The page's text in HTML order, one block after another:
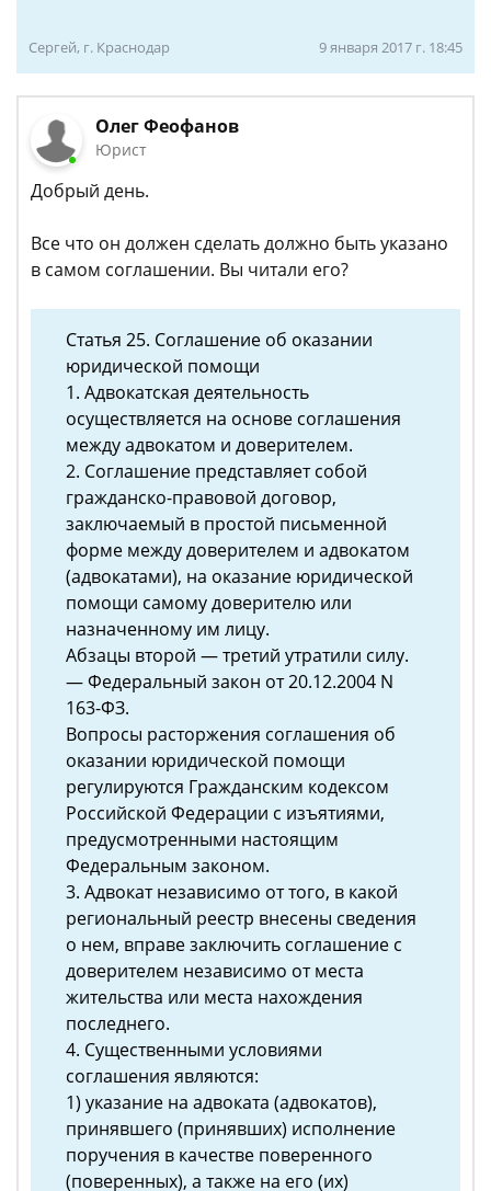
Сергей, г. Краснодар 9 января 2017 г. 18:45
Олег Феофанов
Юрист
Добрый день.
Все что он должен сделать должно быть указано
в самом соглашении. Вы читали его?
Статья 25. Соглашение об оказании
юридической помощи
1. Адвокатская деятельность
осуществляется на основе соглашения
между адвокатом и доверителем.
2. Соглашение представляет собой
гражданско-правовой договор,
заключаемый в простой письменной
форме между доверителем и адвокатом
(адвокатами), на оказание юридической
помощи самому доверителю или
назначенному им лицу.
Абзацы второй — третий утратили силу.
— Федеральный закон от 20.12.2004 N
163-ФЗ.
Вопросы расторжения соглашения об
оказании юридической помощи
регулируются Гражданским кодексом
Российской Федерации с изъятиями,
предусмотренными настоящим
Федеральным законом.
3. Адвокат независимо от того, в какой
региональный реестр внесены сведения
о нем, вправе заключить соглашение с
доверителем независимо от места
жительства или места нахождения
последнего.
4. Существенными условиями
соглашения являются:
1) указание на адвоката (адвокатов),
принявшего (принявших) исполнение
поручения в качестве поверенного
(поверенных), а также на его (их)